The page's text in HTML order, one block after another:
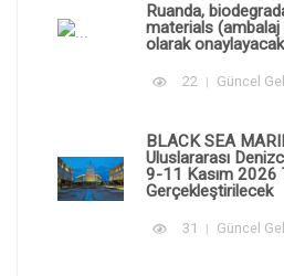
Ruanda,
materials
olarak
22 Güncel
BLACK SEA
Uluslararası
9-11 Kasım 2026
Gerçekleştirilecek
31 Güncel